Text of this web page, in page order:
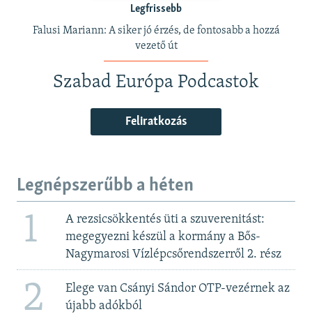
Legfrissebb
Falusi Mariann: A siker jó érzés, de fontosabb a hozzá
vezető út
Szabad Európa Podcastok
Feliratkozás
Legnépszerűbb a héten
1
A rezsicsökkentés üti a szuverenitást:
megegyezni készül a kormány a Bős-
Nagymarosi Vízlépcsőrendszerről 2. rész
2
Elege van Csányi Sándor OTP-vezérnek az
újabb adókból